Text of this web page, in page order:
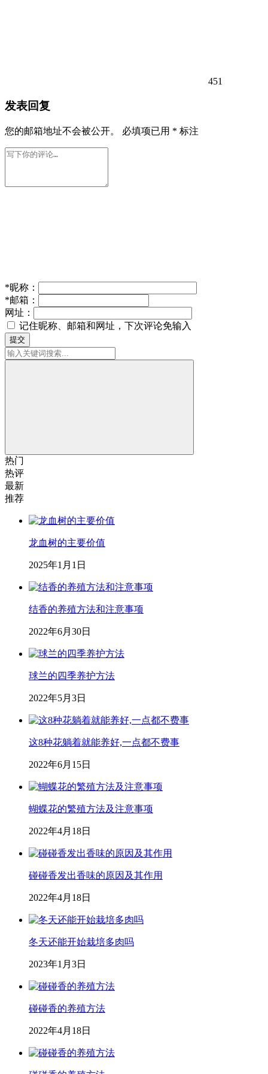
451
发表回复
您的邮箱地址不会被公开。 必填项已用 * 标注
*昵称：
*邮箱：
网址：
记住昵称、邮箱和网址，下次评论免输入
提交
热门
热评
最新
推荐
龙血树的主要价值
2025年1月1日
结香的养殖方法和注意事项
2022年6月30日
球兰的四季养护方法
2022年5月3日
这8种花躺着就能养好,一点都不费事
2022年6月15日
蝴蝶花的繁殖方法及注意事项
2022年4月18日
碰碰香发出香味的原因及其作用
2022年4月18日
冬天还能开始栽培多肉吗
2023年1月3日
碰碰香的养殖方法
2022年4月18日